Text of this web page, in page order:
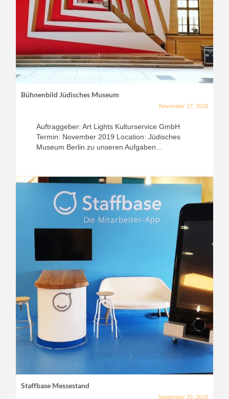
Bühnenbild Jüdisches Museum
November 17, 2019
Auftraggeber: Art Lights Kulturservice GmbH
Termin: November 2019 Location: Jüdisches
Museum Berlin zu unseren Aufgaben...
Staffbase Messestand
September 20, 2019